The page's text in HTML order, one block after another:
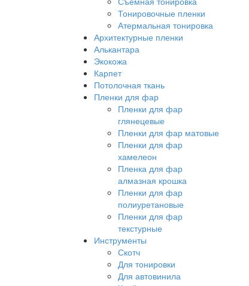
Тонировочные пленки
Атермальная тонировка
Архитектурные пленки
Алькантара
Экокожа
Карпет
Потолочная ткань
Пленки для фар
Пленки для фар
глянецевые
Пленки для фар матовые
Пленки для фар
хамелеон
Пленка для фар
алмазная крошка
Пленки для фар
полиуретановые
Пленки для фар
текстурные
Инструменты
Скотч
Для тонировки
Для автовинила